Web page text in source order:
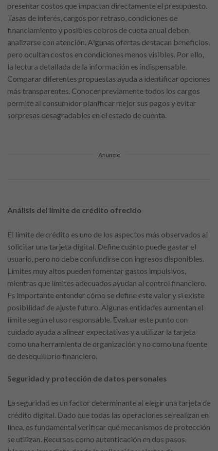
presentar costos que impactan directamente el presupuesto.
Tasas de interés, cargos por retraso, condiciones de
financiamiento y posibles cobros de cuota anual deben
analizarse con atención. Algunas ofertas destacan beneficios,
pero ocultan costos en condiciones menos visibles. Por ello,
la lectura detallada de la información es indispensable.
Comparar diferentes propuestas ayuda a identificar opciones
más transparentes. Conocer previamente todos los cargos
permite al consumidor planificar mejor sus pagos y evitar
sorpresas desagradables en el estado de cuenta.
Anuncio
Análisis del límite de crédito ofrecido
El límite de crédito es uno de los aspectos más observados al
solicitar una tarjeta digital. Define cuánto puede gastar el
usuario, pero no debe confundirse con ingresos disponibles.
Límites muy altos pueden fomentar gastos impulsivos,
mientras que límites adecuados ayudan al control financiero.
Es importante entender cómo se define este valor y si existe
posibilidad de ajuste futuro. Algunas entidades aumentan el
límite según el uso responsable. Evaluar este punto con
cuidado ayuda a alinear expectativas y a utilizar la tarjeta
como una herramienta de organización y no como una fuente
de desequilibrio financiero.
Seguridad y protección de datos personales
La seguridad es un factor determinante al elegir una tarjeta de
crédito digital. Dado que todas las operaciones se realizan en
línea, es fundamental verificar qué mecanismos de protección
se utilizan. Recursos como autenticación en dos pasos,